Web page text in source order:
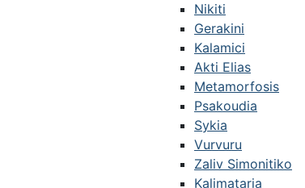
Nikiti
Gerakini
Kalamici
Akti Elias
Metamorfosis
Psakoudia
Sykia
Vurvuru
Zaliv Simonitiko
Kalimataria